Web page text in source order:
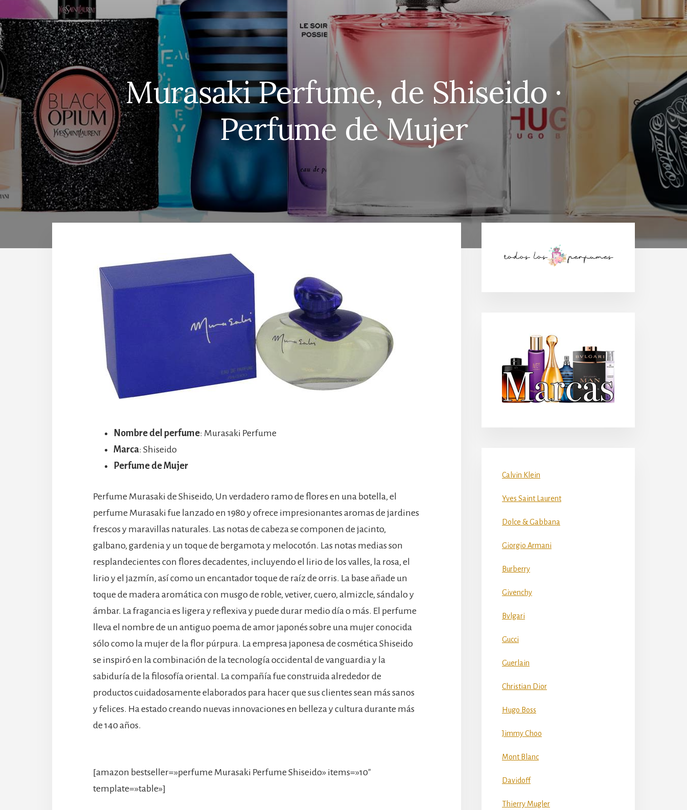
Murasaki Perfume, de Shiseido ·
Perfume de Mujer
Nombre del perfume: Murasaki Perfume
Marca: Shiseido
Perfume de Mujer
Perfume Murasaki de Shiseido, Un verdadero ramo de flores en una botella, el
perfume Murasaki fue lanzado en 1980 y ofrece impresionantes aromas de jardines
frescos y maravillas naturales. Las notas de cabeza se componen de jacinto,
galbano, gardenia y un toque de bergamota y melocotón. Las notas medias son
resplandecientes con flores decadentes, incluyendo el lirio de los valles, la rosa, el
lirio y el jazmín, así como un encantador toque de raíz de orris. La base añade un
toque de madera aromática con musgo de roble, vetiver, cuero, almizcle, sándalo y
ámbar. La fragancia es ligera y reflexiva y puede durar medio día o más. El perfume
lleva el nombre de un antiguo poema de amor japonés sobre una mujer conocida
sólo como la mujer de la flor púrpura. La empresa japonesa de cosmética Shiseido
se inspiró en la combinación de la tecnología occidental de vanguardia y la
sabiduría de la filosofía oriental. La compañía fue construida alrededor de
productos cuidadosamente elaborados para hacer que sus clientes sean más sanos
y felices. Ha estado creando nuevas innovaciones en belleza y cultura durante más
de 140 años.
[amazon bestseller=»perfume Murasaki Perfume Shiseido» items=»10″
template=»table»]
lateral
Calvin Klein
Yves Saint Laurent
Dolce & Gabbana
Giorgio Armani
Burberry
Givenchy
Bvlgari
Gucci
Guerlain
Christian Dior
Hugo Boss
Jimmy Choo
Mont Blanc
Davidoff
Thierry Mugler